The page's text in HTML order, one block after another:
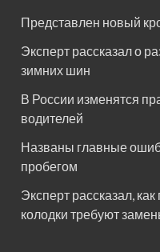
Представлен новый
Эксперт рассказал о
зимних шин
В России изменятся
водителей
Названы главные
пробегом
Эксперт рассказал,
колодки требуют